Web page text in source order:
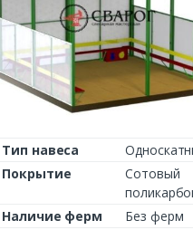
Тип навеса
Покрытие
Сотовый
Наличие ферм
Без ферм